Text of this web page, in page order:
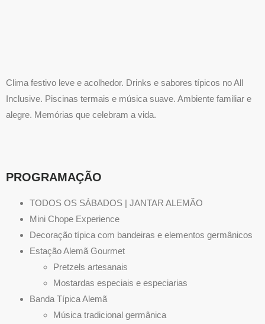
Clima festivo leve e acolhedor. Drinks e sabores típicos no All
Inclusive. Piscinas termais e música suave. Ambiente familiar e
alegre. Memórias que celebram a vida.
PROGRAMAÇÃO
TODOS OS SÁBADOS | JANTAR ALEMÃO
Mini Chope Experience
Decoração típica com bandeiras e elementos germânicos
Estação Alemã Gourmet
Pretzels artesanais
Mostardas especiais e especiarias
Banda Típica Alemã
Música tradicional germânica